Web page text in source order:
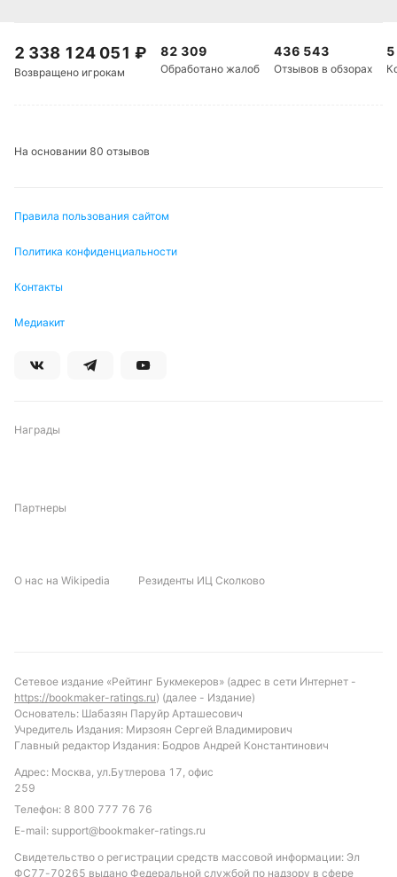
2 338 124 051 ₽
Возвращено игрокам
82 309
Обработано жалоб
436 543
Отзывов в обзорах
На основании 80 отзывов
Правила пользования сайтом
Политика конфиденциальности
Контакты
Медиакит
Награды
Партнеры
О нас на Wikipedia Резиденты ИЦ Сколково
Сетевое издание «Рейтинг Букмекеров» (адрес в сети Интернет -
https://bookmaker-ratings.ru) (далее - Издание)
Основатель: Шабазян Паруйр Арташесович
Учредитель Издания: Мирзоян Сергей Владимирович
Главный редактор Издания: Бодров Андрей Константинович
Адрес: Москва, ул.Бутлерова 17, офис
259
Телефон: 8 800 777 76 76
E-mail: support@bookmaker-ratings.ru
Свидетельство о регистрации средств массовой информации: Эл
ФС77-70265 выдано Федеральной службой по надзору в сфере